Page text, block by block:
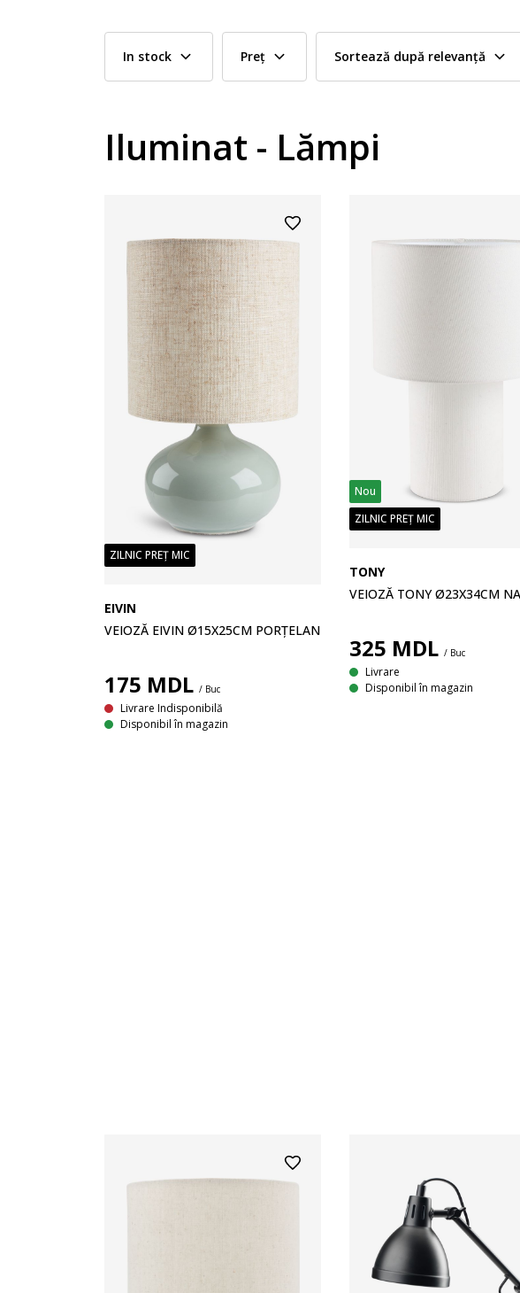
In stock Preț Sortează după relevanță
Iluminat - Lămpi
ZILNIC PREȚ MIC
EIVIN
VEIOZĂ EIVIN Ø15X25CM PORȚELAN
175 MDL / Buc
Livrare Indisponibilă
Disponibil în magazin
Nou
ZILNIC PREȚ MIC
TONY
VEIOZĂ TONY Ø23X34CM
325 MDL / Buc
Livrare
Disponibil în magazin